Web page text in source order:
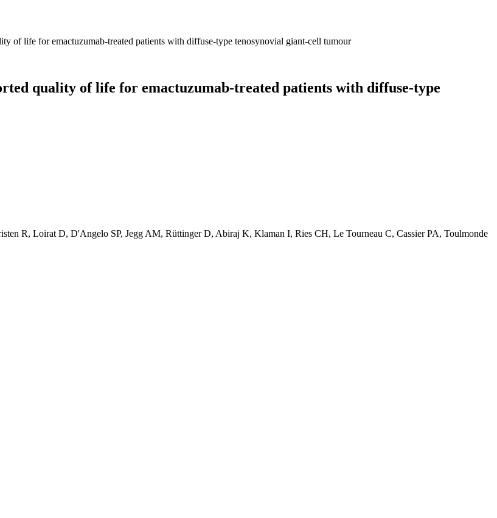
of life for emactuzumab-treated patients with diffuse-type tenosynovial giant-cell tumour
quality of life for emactuzumab-treated patients with diffuse-type
R, Loirat D, D'Angelo SP, Jegg AM, Rüttinger D, Abiraj K, Klaman I, Ries CH, Le Tourneau C, Cassier PA, Toulmonde